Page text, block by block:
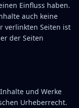
Einfluss haben.
auch keine
verlinkten Seiten ist
der Seiten
und Werke
Urheberrecht.